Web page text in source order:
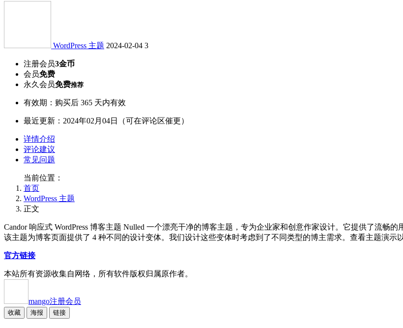
WordPress 主题 2024-02-04 3
注册会员3金币
会员免费
永久会员免费推荐
有效期：购买后 365 天内有效
最近更新：2024年02月04日（可在评论区催更）
详情介绍
评论建议
常见问题
当前位置：
首页
WordPress 主题
正文
Candor 响应式 WordPress 博客主题 Nulled 一个漂亮干净的博客主题，专为企业家和创意作家设计。它提供了流畅
该主题为博客页面提供了 4 种不同的设计变体。我们设计这些变体时考虑到了不同类型的博主需求。查看主题演示
官方链接
本站所有资源收集自网络，所有软件版权归属原作者。
mango注册会员
收藏 海报 链接